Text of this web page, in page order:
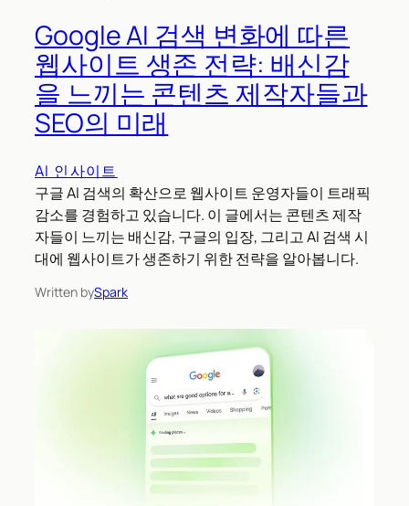
Google AI 검색 변화에 따른
웹사이트 생존 전략: 배신감
을 느끼는 콘텐츠 제작자들과
SEO의 미래
AI 인사이트
구글 AI 검색의 확산으로 웹사이트 운영자들이 트래픽
감소를 경험하고 있습니다. 이 글에서는 콘텐츠 제작
자들이 느끼는 배신감, 구글의 입장, 그리고 AI 검색 시
대에 웹사이트가 생존하기 위한 전략을 알아봅니다.
Written bySpark